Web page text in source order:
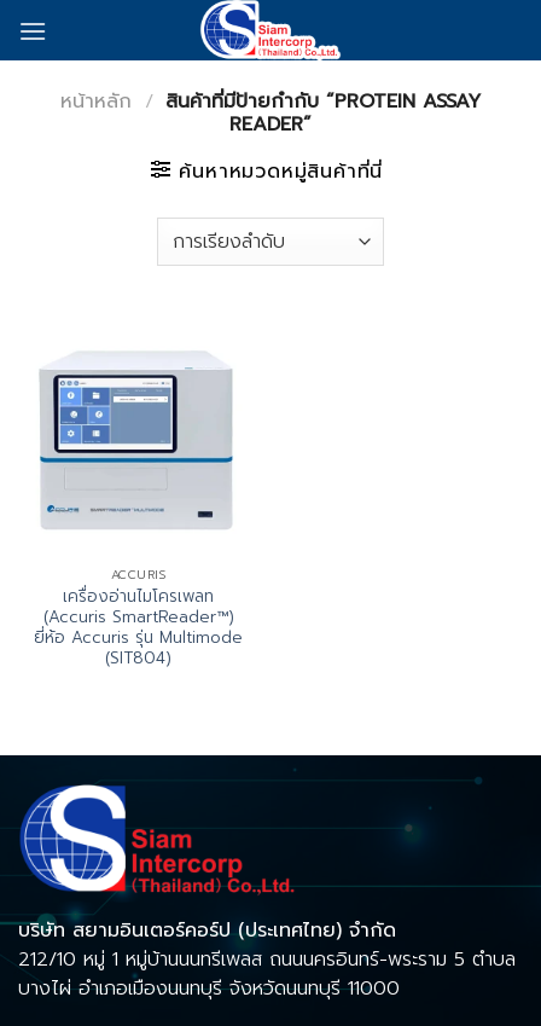
หน้าหลัก / สินค้าที่มีป้ายกำกับ “PROTEIN ASSAY
READER”
ค้นหาหมวดหมู่สินค้าที่นี่
ACCURIS
เครื่องอ่านไมโครเพลท
(Accuris SmartReader™)
ยี่ห้อ Accuris รุ่น Multimode
(SIT804)
บริษัท สยามอินเตอร์คอร์ป (ประเทศไทย) จำกัด
212/10 หมู่ 1 หมู่บ้านนนทรีเพลส ถนนนครอินทร์-พระราม 5 ตำบล
บางไผ่ อำเภอเมืองนนทบุรี จังหวัดนนทบุรี 11000